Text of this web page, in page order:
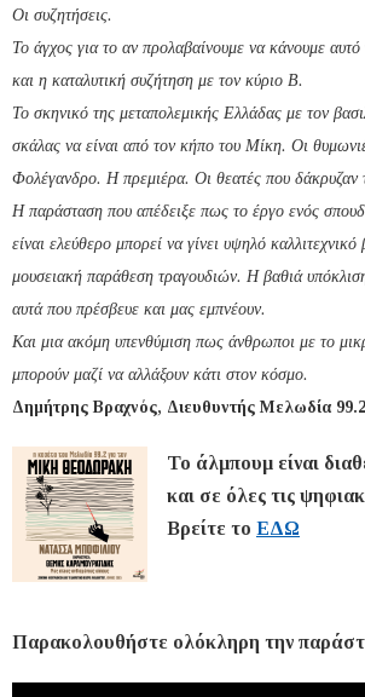
Οι συζητήσεις.
Το άγχος για το αν προλαβαίνουμε να κάνουμε
και η καταλυτική συζήτηση με τον κύριο Β.
Το σκηνικό της μεταπολεμικής Ελλάδας με τον
σκάλας να είναι από τον κήπο του Μίκη. Οι
Φολέγανδρο. Η πρεμιέρα. Οι θεατές που δάκρυζαν
Η παράσταση που απέδειξε πως το έργο ενός
είναι ελεύθερο μπορεί να γίνει υψηλό
μουσειακή παράθεση τραγουδιών. Η βαθιά
αυτά που πρέσβευε και μας εμπνέουν.
Και μια ακόμη υπενθύμιση πως άνθρωποι με το
μπορούν μαζί να αλλάξουν κάτι στον κόσμο.
Δημήτρης Βραχνός, Διευθυντής Μελωδία 99.2
Το άλμπουμ είναι
και σε όλες τις
Βρείτε το ΕΔΩ
Παρακολουθήστε ολόκληρη την